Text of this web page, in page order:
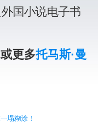
外国小说电子书
更多托马斯·曼
塌糊涂！